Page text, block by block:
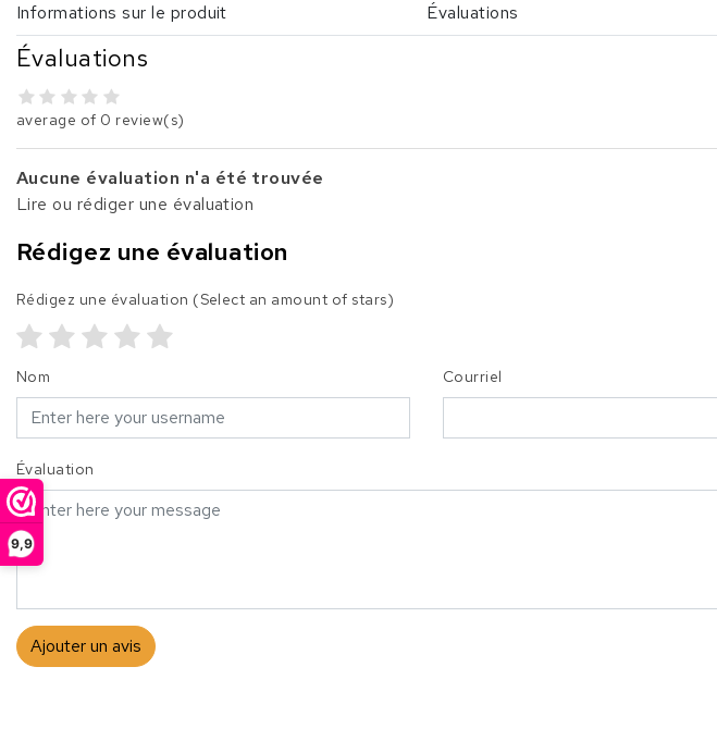
9,9
Informations sur le produit Évaluations
Évaluations
average of 0 review(s)
Aucune évaluation n'a été trouvée
Lire ou rédiger une évaluation
Rédigez une évaluation
Rédigez une évaluation (Select an amount of stars)
Nom Courriel
Évaluation
Ajouter un avis